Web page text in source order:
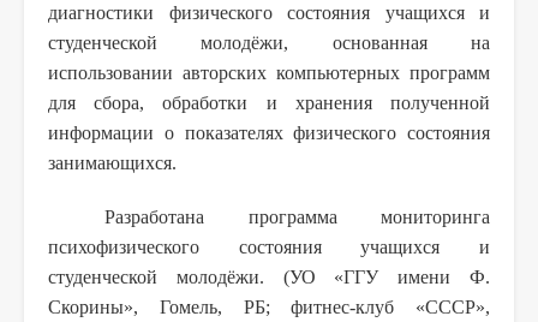
диагностики физического состояния учащихся и
студенческой молодёжи, основанная на
использовании авторских компьютерных программ
для сбора, обработки и хранения полученной
информации о показателях физического состояния
занимающихся.
Разработана программа мониторинга
психофизического состояния учащихся и
студенческой молодёжи. (УО «ГГУ имени Ф.
Скорины», Гомель, РБ; фитнес-клуб «СССР»,